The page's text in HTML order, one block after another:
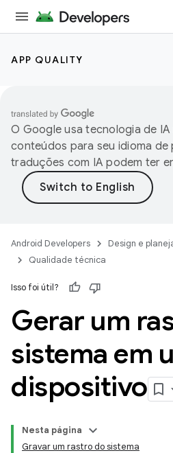
APP QUALITY
O Google usa tecnologia de
conteúdos para seu idioma de
traduções com IA podem ter
Android Developers Design e
Qualidade técnica
Isso foi útil?
Gerar um
sistema em
dispositivo
Nesta página
Gravar um rastro do sistema